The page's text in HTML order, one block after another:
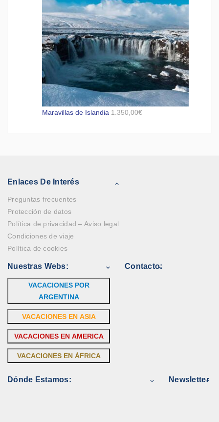
Maravillas de Islandia 1.350,00€
Enlaces De Interés
Preguntas frecuentes
Protección de datos
Política de privacidad – Aviso legal
Condiciones de viaje
Política de cookies
Nuestras Webs:
VACACIONES POR
ARGENTINA
VACACIONES EN ASIA
VACACIONES EN AMERICA
VACACIONES EN ÁFRICA
Contacto:
Dónde Estamos: Newsletter